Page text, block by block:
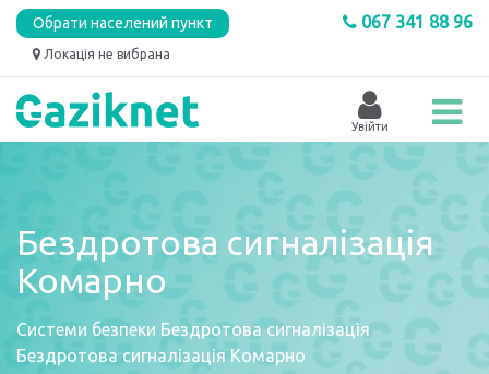
067 341 88 96
Обрати населений пункт
Локація не вибрана
Бездротова сигналізація
Комарно
Системи безпеки Бездротова сигналізація
Бездротова сигналізація Комарно